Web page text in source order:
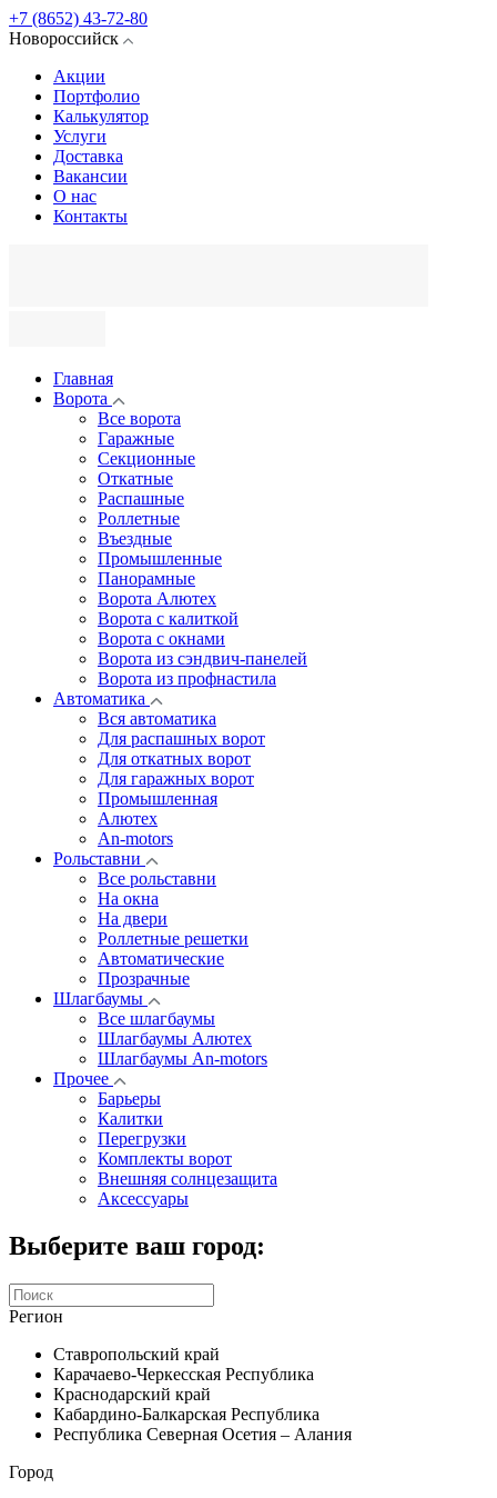
+7 (8652) 43-72-80
Новороссийск
Акции
Портфолио
Калькулятор
Услуги
Доставка
Вакансии
О нас
Контакты
Главная
Ворота
Все ворота
Гаражные
Секционные
Откатные
Распашные
Роллетные
Въездные
Промышленные
Панорамные
Ворота Алютех
Ворота с калиткой
Ворота c окнами
Ворота из сэндвич-панелей
Ворота из профнастила
Автоматика
Вся автоматика
Для распашных ворот
Для откатных ворот
Для гаражных ворот
Промышленная
Алютех
An-motors
Рольставни
Все рольставни
На окна
На двери
Роллетные решетки
Автоматические
Прозрачные
Шлагбаумы
Все шлагбаумы
Шлагбаумы Алютех
Шлагбаумы An-motors
Прочее
Барьеры
Калитки
Перегрузки
Комплекты ворот
Внешняя солнцезащита
Аксессуары
Выберите ваш город:
Регион
Ставропольский край
Карачаево-Черкесская Республика
Краснодарский край
Кабардино-Балкарская Республика
Республика Северная Осетия – Алания
Город